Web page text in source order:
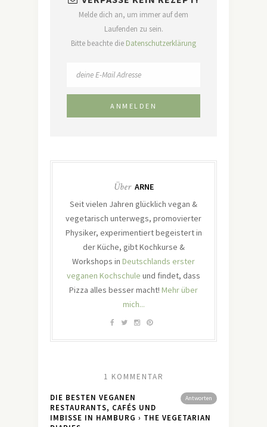
Melde dich an, um immer auf dem
Laufenden zu sein.
Bitte beachte die Datenschutzerklärung
Über ARNE
Seit vielen Jahren glücklich vegan &
vegetarisch unterwegs, promovierter
Physiker, experimentiert begeistert in
der Küche, gibt Kochkurse &
Workshops in Deutschlands erster
veganen Kochschule und findet, dass
Pizza alles besser macht! Mehr über
mich...
1 KOMMENTAR
Antworten
DIE BESTEN VEGANEN
RESTAURANTS, CAFÉS UND
IMBISSE IN HAMBURG › THE VEGETARIAN